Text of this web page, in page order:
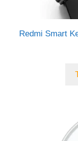
Redmi Smart